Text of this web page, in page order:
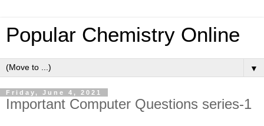
Popular Chemistry Online
▼
Friday, June 4, 2021
Important Computer Questions series-1